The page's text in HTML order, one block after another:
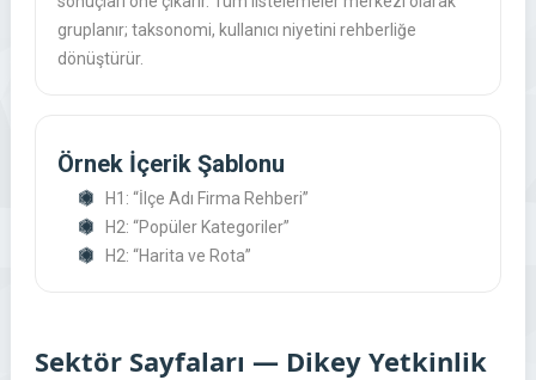
gruplanır; taksonomi, kullanıcı niyetini rehberliğe
dönüştürür.
Örnek İçerik Şablonu
H1: “İlçe Adı Firma Rehberi”
H2: “Popüler Kategoriler”
H2: “Harita ve Rota”
Sektör Sayfaları — Dikey Yetkinlik